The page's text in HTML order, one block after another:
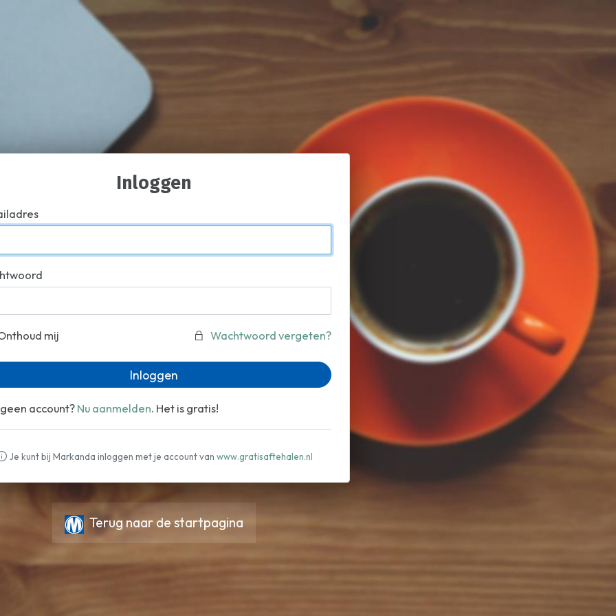
Inloggen
Wachtwoord vergeten?
mij
Inloggen
account? Nu aanmelden. Het is gratis!
Je kunt bij Markanda inloggen met je account van www.gratisaftehalen.nl
Terug naar de startpagina